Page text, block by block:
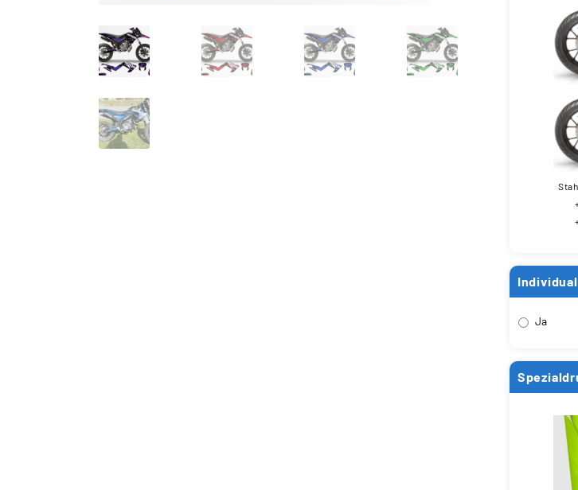
Ja